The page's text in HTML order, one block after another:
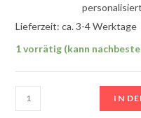
Lieferzeit: ca. 3-4 Werktage
1 vorrätig (kann
in
IN